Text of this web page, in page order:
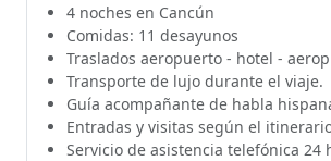
4 noches en Cancún
Comidas: 11 desayunos
Traslados aeropuerto - hotel -
Transporte de lujo durante el viaje.
Guía acompañante de habla
Entradas y visitas según el
Servicio de asistencia telefónica 24